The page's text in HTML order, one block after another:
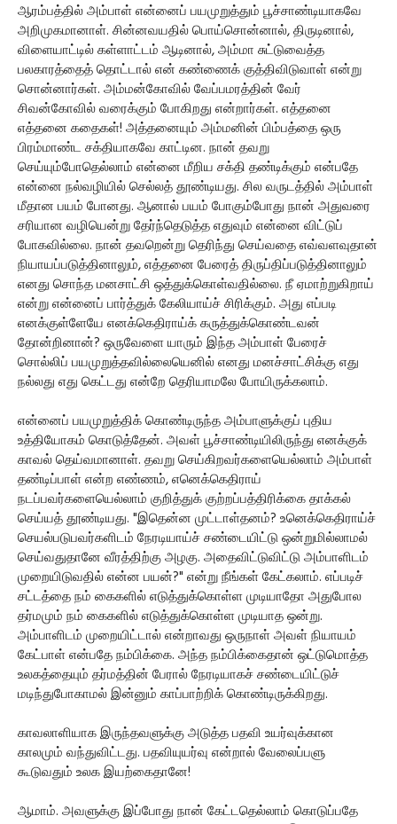
ஆரம்பத்தில் அம்பாள் என்னைப் பயமுறுத்தும் பூச்சாண்டியாகவே
அறிமுகமானாள். சின்னவயதில் பொய்சொன்னால், திருடினால்,
விளையாட்டில் கள்ளாட்டம் ஆடினால், அம்மா சுட்டுவைத்த
பலகாரத்தைத் தொட்டால் என் கண்ணைக் குத்திவிடுவாள் என்று
சொன்னார்கள். அம்மன்கோவில் வேப்பமரத்தின் வேர்
சிவன்கோவில் வரைக்கும் போகிறது என்றார்கள். எத்தனை
எத்தனை கதைகள்! அத்தனையும் அம்மனின் பிம்பத்தை ஒரு
பிரம்மாண்ட சக்தியாகவே காட்டின. நான் தவறு
செய்யும்போதெல்லாம் என்னை மீறிய சக்தி தண்டிக்கும் என்பதே
என்னை நல்வழியில் செல்லத் தூண்டியது. சில வருடத்தில் அம்பாள்
மீதான பயம் போனது. ஆனால் பயம் போகும்போது நான் அதுவரை
சரியான வழியென்று தேர்ந்தெடுத்த எதுவும் என்னை விட்டுப்
போகவில்லை. நான் தவறென்று தெரிந்து செய்வதை எவ்வளவுதான்
நியாயப்படுத்தினாலும், எத்தனை பேரைத் திருப்திப்படுத்தினாலும்
எனது சொந்த மனசாட்சி ஒத்துக்கொள்வதில்லை. நீ ஏமாற்றுகிறாய்
என்று என்னைப் பார்த்துக் கேலியாய்ச் சிரிக்கும். அது எப்படி
எனக்குள்ளேயே எனக்கெதிராய்க் கருத்துக்கொண்டவன்
தோன்றினான்? ஒருவேளை யாரும் இந்த அம்பாள் பேரைச்
சொல்லிப் பயமுறுத்தவில்லையெனில் எனது மனச்சாட்சிக்கு எது
நல்லது எது கெட்டது என்றே தெரியாமலே போயிருக்கலாம்.
என்னைப் பயமுறுத்திக் கொண்டிருந்த அம்பாளுக்குப் புதிய
உத்தியோகம் கொடுத்தேன். அவள் பூச்சாண்டியிலிருந்து எனக்குக்
காவல் தெய்வமானாள். தவறு செய்கிறவர்களையெல்லாம் அம்பாள்
தண்டிப்பாள் என்ற எண்ணம், எனெக்கெதிராய்
நடப்பவர்களையெல்லாம் குறித்துக் குற்றப்பத்திரிக்கை தாக்கல்
செய்யத் தூண்டியது. "இதென்ன முட்டாள்தனம்? உனெக்கெதிராய்ச்
செயல்படுபவர்களிடம் நேரடியாய்ச் சண்டையிட்டு ஒன்றுமில்லாமல்
செய்வதுதானே வீரத்திற்கு அழகு. அதைவிட்டுவிட்டு அம்பாளிடம்
முறையிடுவதில் என்ன பயன்?" என்று நீங்கள் கேட்கலாம். எப்படிச்
சட்டத்தை நம் கைகளில் எடுத்துக்கொள்ள முடியாதோ அதுபோல
தர்மமும் நம் கைகளில் எடுத்துக்கொள்ள முடியாத ஒன்று.
அம்பாளிடம் முறையிட்டால் என்றாவது ஒருநாள் அவள் நியாயம்
கேட்பாள் என்பதே நம்பிக்கை. அந்த நம்பிக்கைதான் ஒட்டுமொத்த
உலகத்தையும் தர்மத்தின் பேரால் நேரடியாகச் சண்டையிட்டுச்
மடிந்துபோகாமல் இன்னும் காப்பாற்றிக் கொண்டிருக்கிறது.
காவலாளியாக இருந்தவளுக்கு அடுத்த பதவி உயர்வுக்கான
காலமும் வந்துவிட்டது. பதவியுயர்வு என்றால் வேலைப்பளு
கூடுவதும் உலக இயற்கைதானே!
ஆமாம். அவளுக்கு இப்போது நான் கேட்டதெல்லாம் கொடுப்பதே